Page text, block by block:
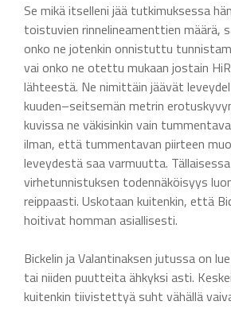
Se mikä itselleni jää tutkimuksessa
toistuvien rinnelineamenttien määrä,
onko ne jotenkin onnistuttu
vai onko ne otettu mukaan jostain
lähteestä. Ne nimittäin jäävät
kuuden–seitsemän metrin
kuvissa ne väkisinkin vain
ilman, että tummentavan piirteen
leveydestä saa varmuutta.
virhetunnistuksen todennäköisyys
reippaasti. Uskotaan kuitenkin, että
hoitivat homman asiallisesti.
Bickelin ja Valantinaksen jutussa on
tai niiden puutteita ähkyksi asti.
kuitenkin tiivistettyä suht vähällä